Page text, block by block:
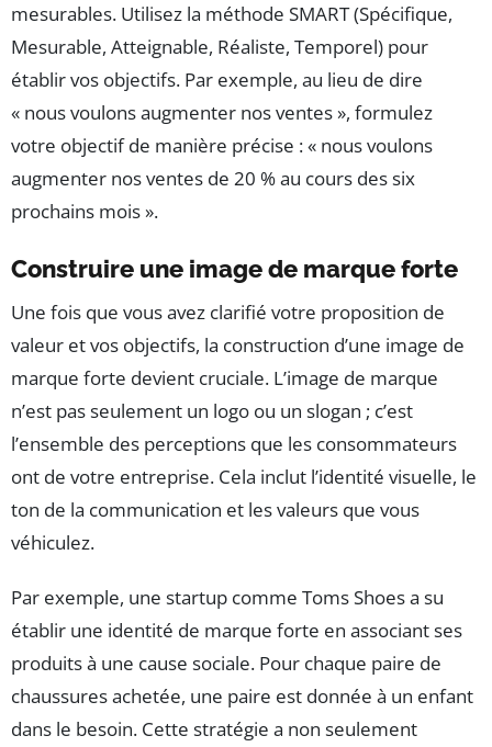
mesurables. Utilisez la méthode SMART (Spécifique,
Mesurable, Atteignable, Réaliste, Temporel) pour
établir vos objectifs. Par exemple, au lieu de dire
« nous voulons augmenter nos ventes », formulez
votre objectif de manière précise : « nous voulons
augmenter nos ventes de 20 % au cours des six
prochains mois ».
Construire une image de marque forte
Une fois que vous avez clarifié votre proposition de
valeur et vos objectifs, la construction d’une image de
marque forte devient cruciale. L’image de marque
n’est pas seulement un logo ou un slogan ; c’est
l’ensemble des perceptions que les consommateurs
ont de votre entreprise. Cela inclut l’identité visuelle, le
ton de la communication et les valeurs que vous
véhiculez.
Par exemple, une startup comme Toms Shoes a su
établir une identité de marque forte en associant ses
produits à une cause sociale. Pour chaque paire de
chaussures achetée, une paire est donnée à un enfant
dans le besoin. Cette stratégie a non seulement